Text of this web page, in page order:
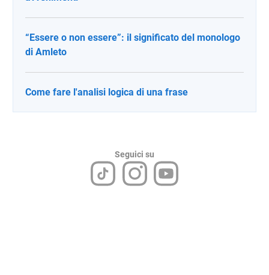
“Essere o non essere”: il significato del monologo
di Amleto
Come fare l'analisi logica di una frase
Seguici su